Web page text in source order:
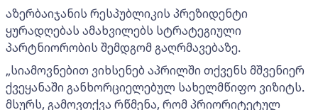
აზერბაიჯანის რესპუბლიკის პრეზიდენტი
ყურადღებას ამახვილებს სტრატეგიული
პარტნიორობის შემდგომ გაღრმავებაზე.
„სიამოვნებით ვიხსენებ აპრილში თქვენს მშვენიერ
ქვეყანაში განხორციელებულ სახელმწიფო ვიზიტს.
მსურს, გამოვთქვა რწმენა, რომ პრიორიტეტულ